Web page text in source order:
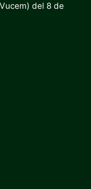
del 8 de